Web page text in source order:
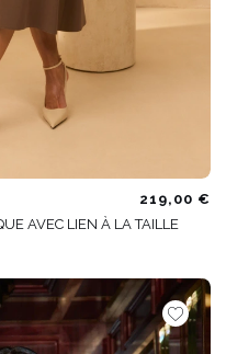
219,00 €
AVEC LIEN À LA TAILLE